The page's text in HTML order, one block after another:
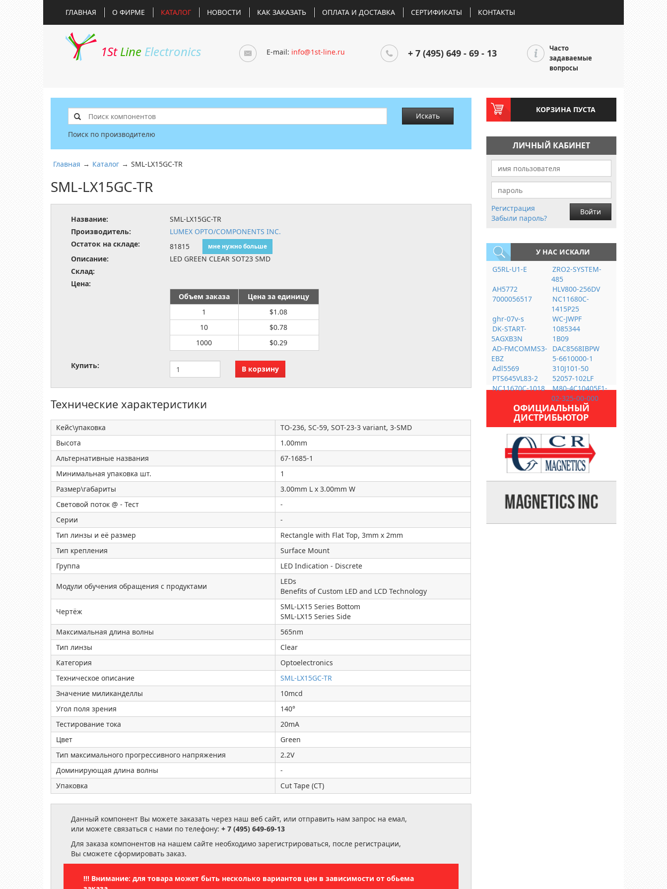
ГЛАВНАЯ О ФИРМЕ КАТАЛОГ НОВОСТИ КАК ЗАКАЗАТЬ ОПЛАТА И ДОСТАВКА СЕРТИФИКАТЫ КОНТАКТЫ
1St Line Electronics E-mail: info@1st-line.ru + 7 (495) 649 - 69 - 13
Часто
задаваемые
вопросы
Искать
Поиск по производителю
Главная → Каталог → SML-LX15GC-TR
SML-LX15GC-TR
Название:
SML-LX15GC-TR
Производитель:
LUMEX OPTO/COMPONENTS INC.
Остаток на складе:
81815 мне нужно больше
Описание:
LED GREEN CLEAR SOT23 SMD
Склад:
Цена:
Объем заказа
Цена за единицу
1
$1.08
10
$0.78
1000
$0.29
Купить:
Технические характеристики
Кейс\упаковка
TO-236, SC-59, SOT-23-3 variant, 3-SMD
Высота
1.00mm
Альтернативные названия
67-1685-1
Минимальная упаковка шт.
1
Размер\габариты
3.00mm L x 3.00mm W
Световой поток @ - Тест
-
Серии
-
Тип линзы и её размер
Rectangle with Flat Top, 3mm x 2mm
Тип крепления
Surface Mount
Группа
LED Indication - Discrete
Модули обучения обращения с продуктами
LEDs
Benefits of Custom LED and LCD Technology
Чертёж
SML-LX15 Series Bottom
SML-LX15 Series Side
Максимальная длина волны
565nm
Тип линзы
Clear
Категория
Optoelectronics
Техническое описание
SML-LX15GC-TR
Значение миликанделлы
10mcd
Угол поля зрения
140°
Тестирование тока
20mA
Цвет
Green
Тип максимального прогрессивного напряжения
2.2V
Доминирующая длина волны
-
Упаковка
Cut Tape (CT)
Данный компонент Вы можете заказать через наш веб сайт, или отправить нам запрос на емал,
или можете связаться с нами по телефону: + 7 (495) 649-69-13
Для заказа компонентов на нашем сайте необходимо зарегистрироваться, после регистрации,
Вы сможете сформировать заказ.
!!! Внимание: для товара может быть несколько вариантов цен в зависимости от обьема
КОРЗИНА ПУСТА
ЛИЧНЫЙ КАБИНЕТ
Регистрация
Забыли пароль?
Войти
У НАС ИСКАЛИ
G5RL-U1-E
ZRO2-SYSTEM-
485
AH5772
HLV800-256DV
7000056517
NC11680C-
1415P25
ghr-07v-s
WC-JWPF
DK-START-
5AGXB3N
1085344
1B09
AD-FMCOMMS3-
EBZ
DAC8568IBPW
5-6610000-1
Adl5569
310J101-50
PTS645VL83-2
52057-102LF
NC11670C-1018
M80-4C10405F1-
02-325-00-000
ОФИЦИАЛЬНЫЙ
ДИСТРИБЬЮТОР